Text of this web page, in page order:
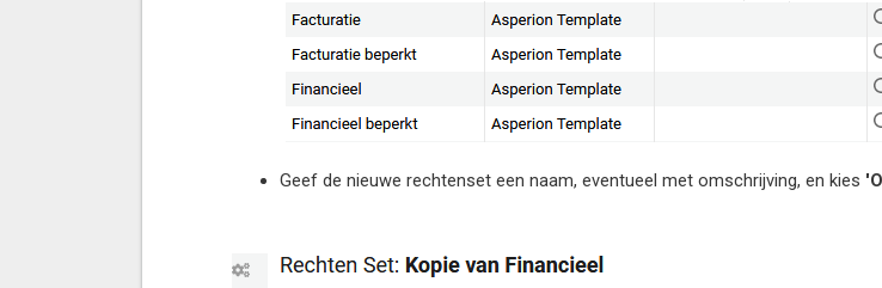
Geef de nieuwe rechtenset een naam, eventueel met omschrijving, en kies